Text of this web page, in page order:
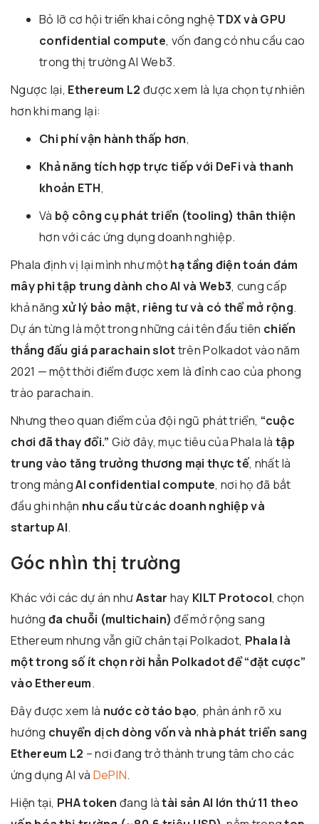
Bỏ lỡ cơ hội triển khai công nghệTDX và GPU
confidential compute, vốn đang có nhu cầu cao
trong thị trường AI Web3.
Ngược lại, Ethereum L2 được xem là lựa chọn tự nhiên
hơn khi mang lại:
Chi phí vận hành thấp hơn,
Khả năng tích hợp trực tiếp với DeFi và thanh
khoản ETH,
Và bộ công cụ phát triển (tooling) thân thiện
hơn với các ứng dụng doanh nghiệp.
Phala định vị lại mình như mộthạ tầng điện toán đám
mây phi tập trung dành cho AI và Web3, cung cấp
khả năng xử lý bảo mật, riêng tư và có thể mở rộng.
Dự án từng là một trong những cái tên đầu tiên chiến
thắng đấu giá parachain slottrên Polkadot vào năm
2021 — một thời điểm được xem là đỉnh cao của phong
trào parachain.
Nhưng theo quan điểm của đội ngũ phát triển, “cuộc
chơi đã thay đổi.” Giờ đây, mục tiêu của Phala làtập
trung vào tăng trưởng thương mại thực tế, nhất là
trong mảngAI confidential compute, nơi họ đã bắt
đầu ghi nhận nhu cầu từ các doanh nghiệp và
startup AI.
Góc nhìn thị trường
Khác với các dự án nhưAstar hay KILT Protocol, chọn
hướng đa chuỗi (multichain) để mở rộng sang
Ethereum nhưng vẫn giữ chân tại Polkadot, Phala là
một trong số ít chọn rời hẳn Polkadot để “đặt cược”
vào Ethereum.
Đây được xem là nước cờ táo bạo, phản ánh rõ xu
hướng chuyển dịch dòng vốn và nhà phát triển sang
Ethereum L2 – nơi đang trở thành trung tâm cho các
ứng dụng AI và DePIN.
Hiện tại, PHA token đang làtài sản AI lớn thứ 11 theo